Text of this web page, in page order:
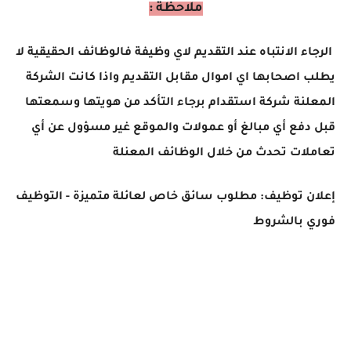
ملاحظة :
الرجاء الانتباه عند التقديم لاي وظيفة فالوظائف الحقيقية لا
يطلب اصحابها اي اموال مقابل التقديم واذا كانت الشركة
المعلنة شركة استقدام برجاء التأكد من هويتها وسمعتها
قبل دفع أي مبالغ أو عمولات والموقع غير مسؤول عن أي
تعاملات تحدث من خلال الوظائف المعنلة
إعلان توظيف: مطلوب سائق خاص لعائلة متميزة - التوظيف
فوري بالشروط